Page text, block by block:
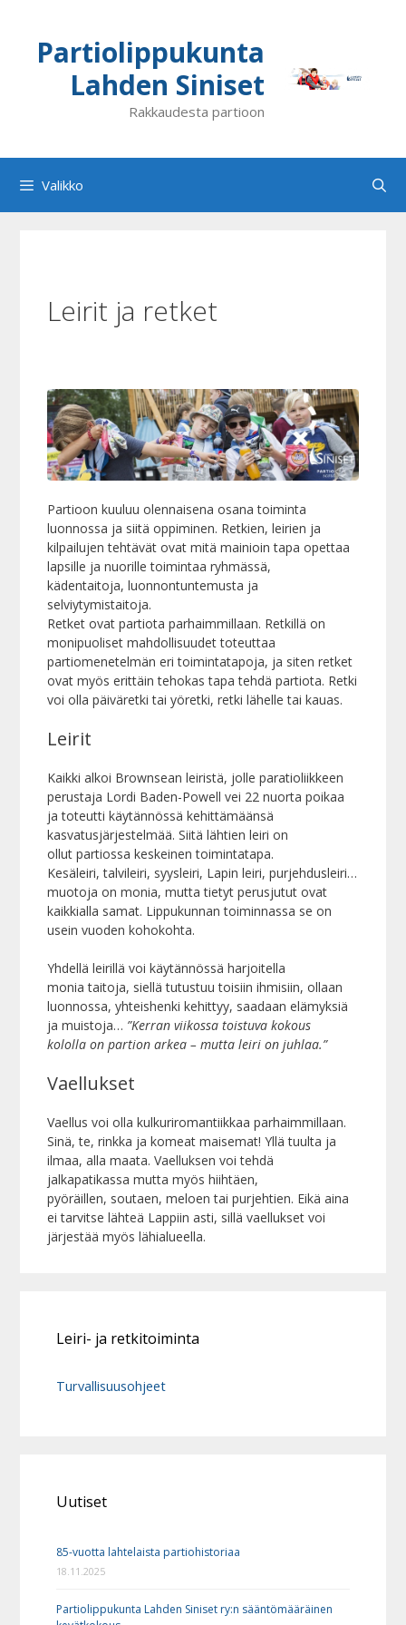
Partiolippukunta
Lahden Siniset
Rakkaudesta partioon
Valikko
Leirit ja retket
Partioon kuuluu olennaisena osana toiminta
luonnossa ja siitä oppiminen. Retkien, leirien ja
kilpailujen tehtävät ovat mitä mainioin tapa opettaa
lapsille ja nuorille toimintaa ryhmässä,
kädentaitoja, luonnontuntemusta ja
selviytymistaitoja.
Retket ovat partiota parhaimmillaan. Retkillä on
monipuoliset mahdollisuudet toteuttaa
partiomenetelmän eri toimintatapoja, ja siten retket
ovat myös erittäin tehokas tapa tehdä partiota. Retki
voi olla päiväretki tai yöretki, retki lähelle tai kauas.
Leirit
Kaikki alkoi Brownsean leiristä, jolle paratioliikkeen
perustaja Lordi Baden-Powell vei 22 nuorta poikaa
ja toteutti käytännössä kehittämäänsä
kasvatusjärjestelmää. Siitä lähtien leiri on
ollut partiossa keskeinen toimintatapa.
Kesäleiri, talvileiri, syysleiri, Lapin leiri, purjehdusleiri…
muotoja on monia, mutta tietyt perusjutut ovat
kaikkialla samat. Lippukunnan toiminnassa se on
usein vuoden kohokohta.
Yhdellä leirillä voi käytännössä harjoitella
monia taitoja, siellä tutustuu toisiin ihmisiin, ollaan
luonnossa, yhteishenki kehittyy, saadaan elämyksiä
ja muistoja… ”Kerran viikossa toistuva kokous
kololla on partion arkea – mutta leiri on juhlaa.”
Vaellukset
Vaellus voi olla kulkuriromantiikkaa parhaimmillaan.
Sinä, te, rinkka ja komeat maisemat! Yllä tuulta ja
ilmaa, alla maata. Vaelluksen voi tehdä
jalkapatikassa mutta myös hiihtäen,
pyöräillen, soutaen, meloen tai purjehtien. Eikä aina
ei tarvitse lähteä Lappiin asti, sillä vaellukset voi
järjestää myös lähialueella.
Leiri- ja retkitoiminta
Turvallisuusohjeet
Uutiset
85-vuotta lahtelaista partiohistoriaa
18.11.2025
Partiolippukunta Lahden Siniset ry:n sääntömääräinen